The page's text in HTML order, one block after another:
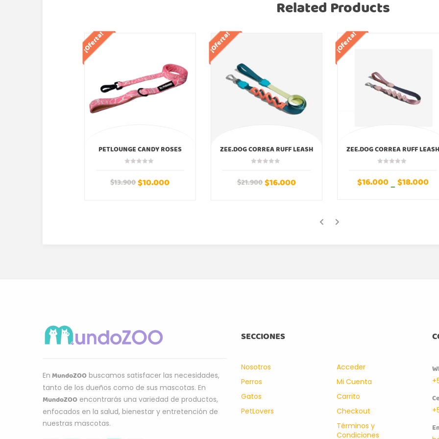
Related Products
¡Oferta!
PETLOUNGE CANDY ROSES
CORREA
$13.900$10.000
¡Oferta!
ZEE.DOG CORREA RUFF LEASH
JUMPER ZEEDOG
$21.900$16.000
¡Oferta!
ZEE.DOG CORREA RUFF LEASH
FOLK ZEEDOG
$16.000–$18.000
En MundoZOO buscamos satisfacer las necesidades,
tanto de los dueños como de sus mascotas. En
MundoZOO encontrarás una variedad de productos,
enfocados en la salud, bienestar y entretención de
nuestras mascotas.
SECCIONES
Nosotros
Perros
Gatos
PetLovers
Acceder
Mi Cuenta
Carrito
Checkout
Términos y
Condiciones